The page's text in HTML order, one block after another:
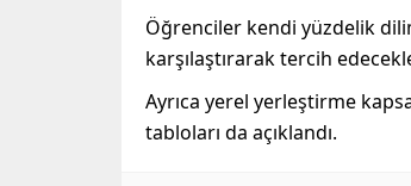
Öğrenciler kendi yüzdelik
karşılaştırarak tercih
Ayrıca yerel yerleştirme
tabloları da açıklandı.